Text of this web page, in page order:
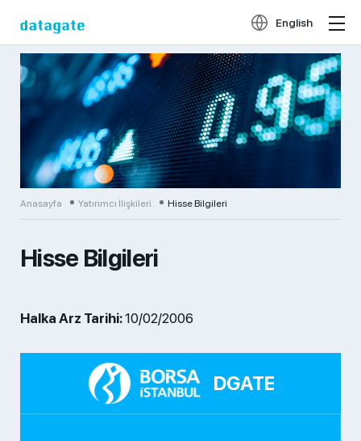
English
Anasayfa Yatırımcı İlişkileri Hisse Bilgileri
Hisse Bilgileri
Halka Arz Tarihi:10/02/2006
DGATE